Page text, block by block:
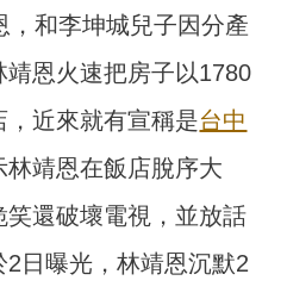
，和李坤城兒子因分產
恩火速把房子以1780
近來就有宣稱是台中
靖恩在飯店脫序大
還破壞電視，並放話
2日曝光，林靖恩沉默2